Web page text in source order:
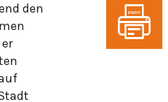
PRINT
den